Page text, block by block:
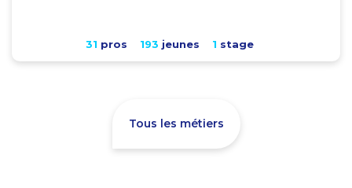
31 pros 193 jeunes 1 stage
Tous les métiers